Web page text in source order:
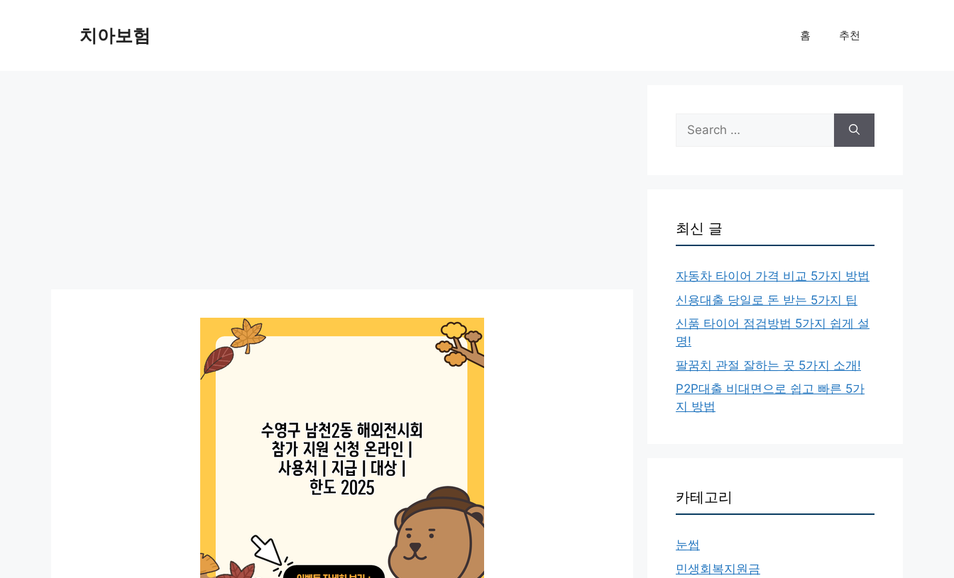
치아보험 홈 추천
Search
for:
최신 글
자동차 타이어 가격 비교 5가지 방법
신용대출 당일로 돈 받는 5가지 팁
신품 타이어 점검방법 5가지 쉽게 설
명!
팔꿈치 관절 잘하는 곳 5가지 소개!
P2P대출 비대면으로 쉽고 빠른 5가
지 방법
카테고리
눈썹
민생회복지원금